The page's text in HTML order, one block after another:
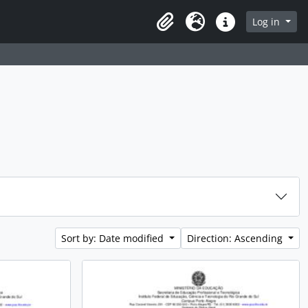
in browse page
ClipboardLanguageQuick linksLog in
Sort by: Date modified Direction: Ascending